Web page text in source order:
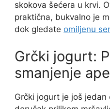
skokova šećera u krvi.
praktična, bukvalno je
dok gledate omiljenu
Grčki jogurt:
smanjenje
Grčki jogurt je još jedan